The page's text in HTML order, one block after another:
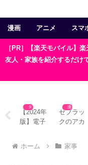
漫画 アニメ スマ
［PR］【楽天モバイル】
友人・家族を紹介するだけ
タブレット
【2024年
版】電子
のにおす
漫画
ゼブラッ
クのアカ
メリット
ホーム 家事